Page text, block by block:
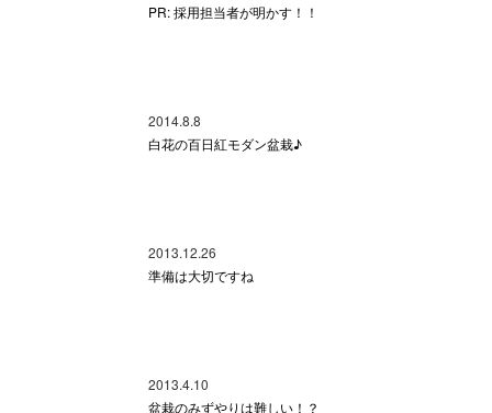
PR: 採用担当者が明かす！！
2014.8.8
白花の百日紅モダン盆栽♪
2013.12.26
準備は大切ですね
2013.4.10
盆栽のみずやりは難しい！？